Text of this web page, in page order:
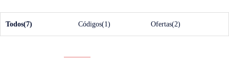
Todos(7) Códigos(1) Ofertas(2)